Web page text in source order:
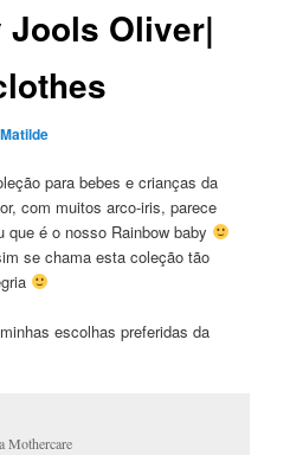
Oliver|
Matilde
para bebes e crianças da
com muitos arco-iris, parece
é o nosso Rainbow baby
se chama esta coleção tão
escolhas preferidas da
Mothercare